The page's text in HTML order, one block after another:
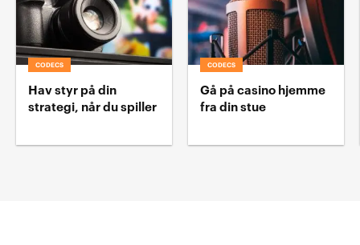
CODECS
Hav styr på din
strategi, når du spiller
CODECS
Gå på casino hjemme
fra din stue